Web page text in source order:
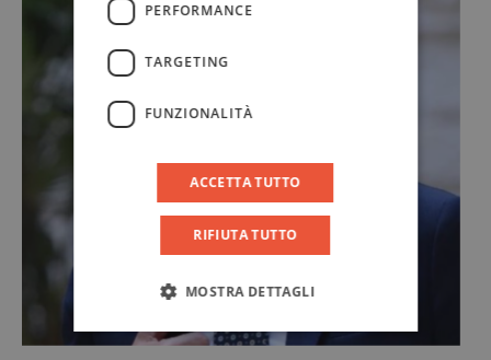
PERFORMANCE
TARGETING
FUNZIONALITÀ
ACCETTA TUTTO
RIFIUTA TUTTO
MOSTRA DETTAGLI